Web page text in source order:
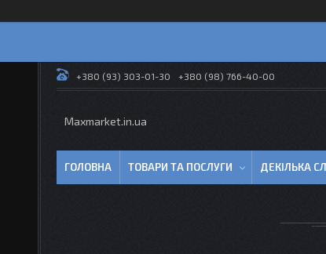
+380 (93) 303-01-30 +380 (98) 766-40-00
Maxmarket.in.ua
ГОЛОВНА ТОВАРИ ТА ПОСЛУГИ ДЕКІЛЬКА